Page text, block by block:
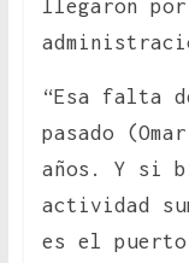
llegaron por
“Esa falta
pasado
años. Y si
actividad
es el